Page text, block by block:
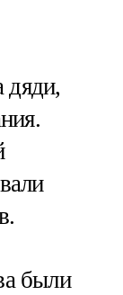
дяди,
были